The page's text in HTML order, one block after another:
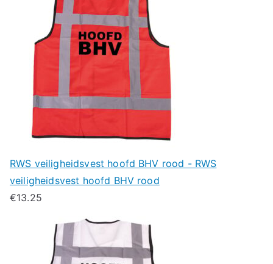
RWS veiligheidsvest hoofd BHV rood - RWS
veiligheidsvest hoofd BHV rood
€13.25